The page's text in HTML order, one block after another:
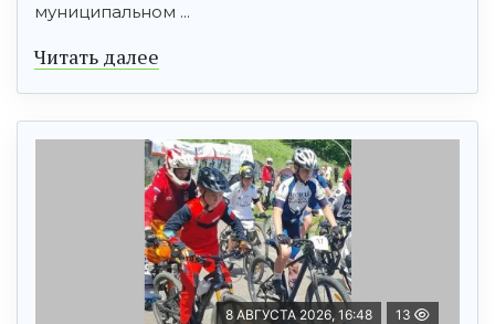
муниципальном ...
Читать далее
8 АВГУСТА 2026, 16:48 13